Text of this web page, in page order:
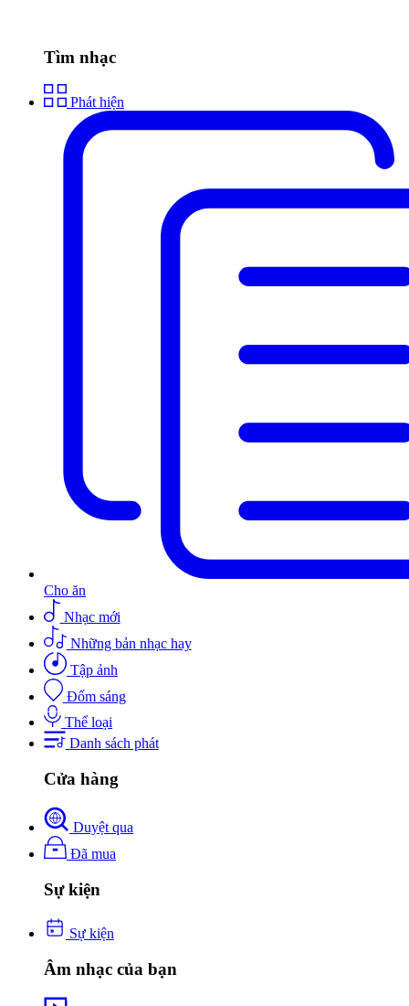
Tìm nhạc
Phát hiện
Cho ăn
Nhạc mới
Những bản nhạc hay
Tập ảnh
Đốm sáng
Thể loại
Danh sách phát
Cửa hàng
Duyệt qua
Đã mua
Sự kiện
Sự kiện
Âm nhạc của bạn